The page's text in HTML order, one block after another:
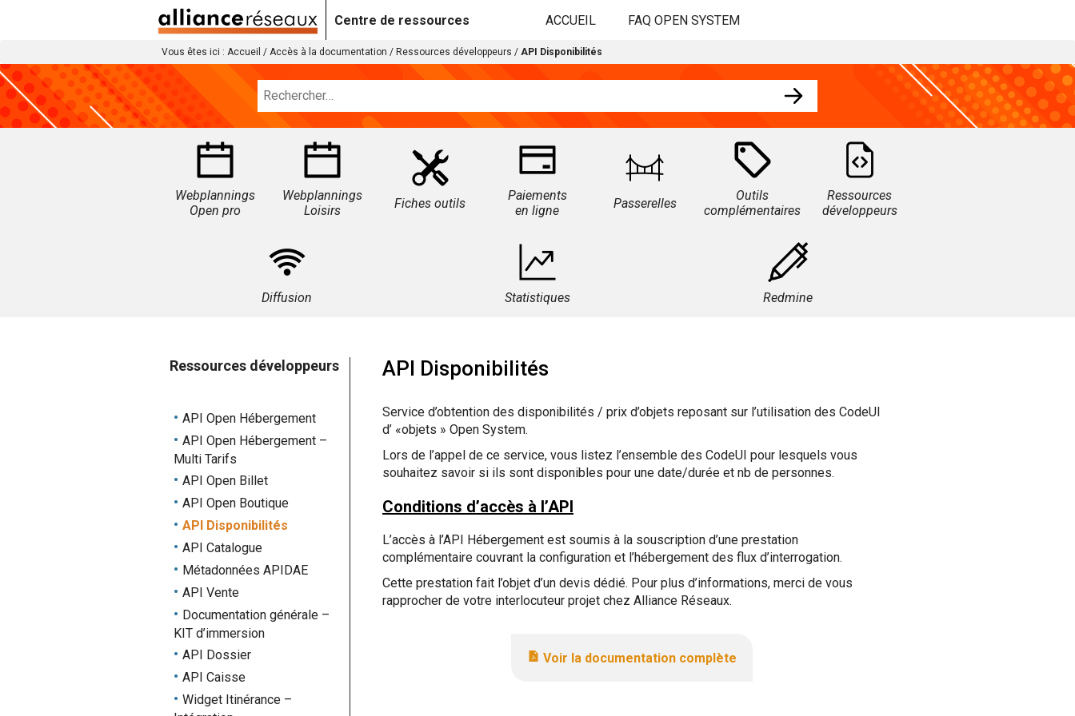
Centre de ressources ACCUEIL FAQ OPEN SYSTEM
Vous êtes ici : Accueil / Accès à la documentation / Ressources développeurs / API Disponibilités
Webplannings
Open pro
Webplannings
Loisirs
Fiches outils
Paiements
en ligne
Passerelles
Outils
complémentaires
Ressources
développeurs
Diffusion Statistiques Redmine
Ressources développeurs
API Open Hébergement
API Open Hébergement –
Multi Tarifs
API Open Billet
API Open Boutique
API Disponibilités
API Catalogue
Métadonnées APIDAE
API Vente
Documentation générale –
KIT d’immersion
API Dossier
API Caisse
Widget Itinérance –
API Disponibilités
Service d’obtention des disponibilités / prix d’objets reposant sur l’utilisation des CodeUI
d’ «objets » Open System.
Lors de l’appel de ce service, vous listez l’ensemble des CodeUI pour lesquels vous
souhaitez savoir si ils sont disponibles pour une date/durée et nb de personnes.
Conditions d’accès à l’API
L’accès à l’API Hébergement est soumis à la souscription d’une prestation
complémentaire couvrant la configuration et l’hébergement des flux d’interrogation.
Cette prestation fait l’objet d’un devis dédié. Pour plus d’informations, merci de vous
rapprocher de votre interlocuteur projet chez Alliance Réseaux.
Voir la documentation complète